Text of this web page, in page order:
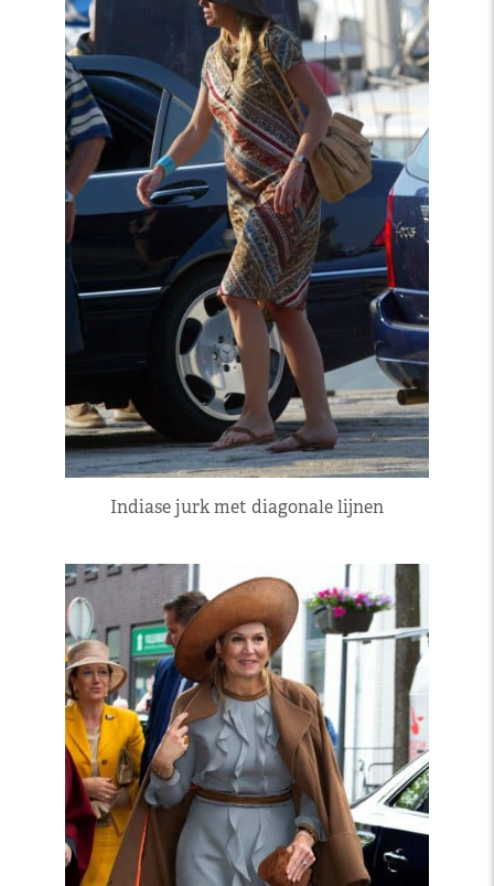
Indiase jurk met diagonale lijnen